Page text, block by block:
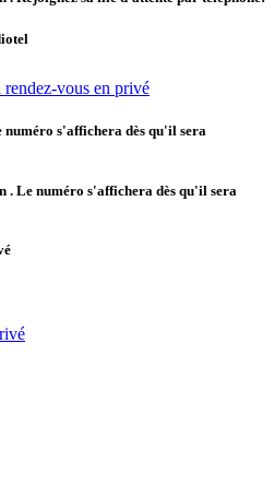
rendez-vous en privé
numéro s'affichera dès qu'il sera
. Le numéro s'affichera dès qu'il sera